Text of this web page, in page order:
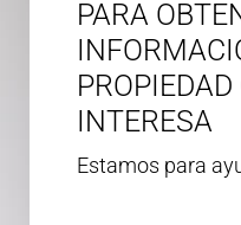
PARA
PROPIEDAD
INTERESA
Estamos para